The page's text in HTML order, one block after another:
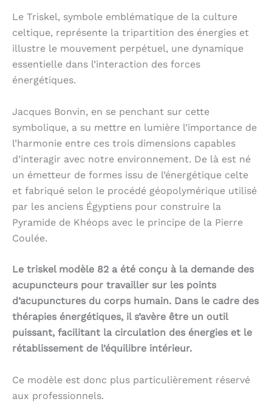
Le Triskel, symbole emblématique de la culture
celtique, représente la tripartition des énergies et
illustre le mouvement perpétuel, une dynamique
essentielle dans l’interaction des forces
énergétiques.
Jacques Bonvin, en se penchant sur cette
symbolique, a su mettre en lumière l’importance de
l’harmonie entre ces trois dimensions capables
d’interagir avec notre environnement. De là est né
un émetteur de formes issu de l’énergétique celte
et fabriqué selon le procédé géopolymérique utilisé
par les anciens Égyptiens pour construire la
Pyramide de Khéops avec le principe de la Pierre
Coulée.
Le triskel modèle 82 a été conçu à la demande des
acupuncteurs pour travailler sur les points
d’acupunctures du corps humain. Dans le cadre des
thérapies énergétiques, il s’avère être un outil
puissant, facilitant la circulation des énergies et le
rétablissement de l’équilibre intérieur.
Ce modèle est donc plus particulièrement réservé
aux professionnels.